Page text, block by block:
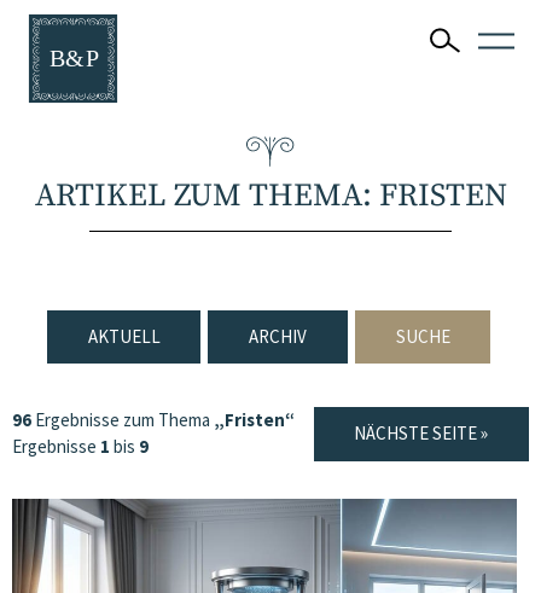
ARTIKEL ZUM THEMA: FRISTEN
AKTUELL ARCHIV SUCHE
96 Ergebnisse zum Thema „Fristen“
Ergebnisse 1 bis 9
NÄCHSTE SEITE »